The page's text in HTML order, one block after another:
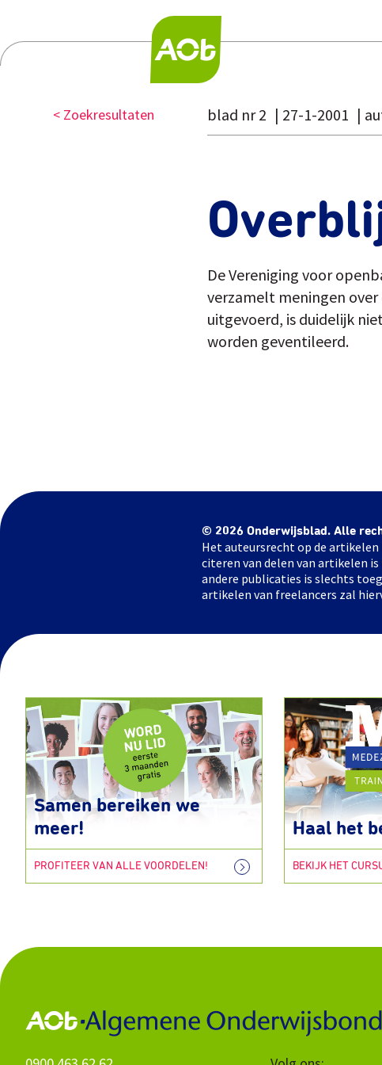
< Zoekresultaten blad nr 2 27-1-2001
De Vereniging voor
verzamelt meningen
uitgevoerd, is duidelijk
worden geventileerd.
© 2026 Onderwijsblad. Alle
Het auteursrecht op de
citeren van delen van artikelen
andere publicaties is slechts
artikelen van freelancers zal
Samen bereiken we
meer!
PROFITEER VAN ALLE VOORDELEN!
Haal het
BEKIJK HET